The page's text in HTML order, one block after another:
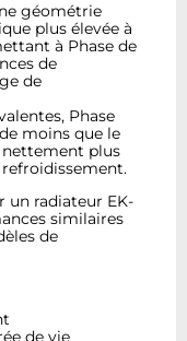
géométrie
plus élevée à
à Phase de
de
de
Phase
moins que le
nettement plus
un radiateur EK-
similaires
de
de vie